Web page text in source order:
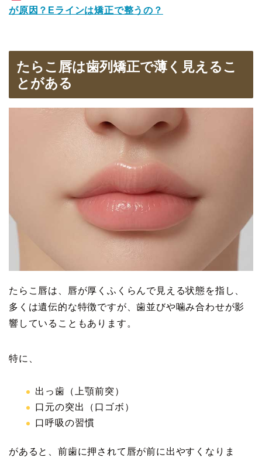
が原因？Eラインは矯正で整うの？
たらこ唇は歯列矯正で薄く見えるこ
とがある
たらこ唇は、唇が厚くふくらんで見える状態を指し、
多くは遺伝的な特徴ですが、歯並びや噛み合わせが影
響していることもあります。
特に、
出っ歯（上顎前突）
口元の突出（口ゴボ）
口呼吸の習慣
があると、前歯に押されて唇が前に出やすくなりま